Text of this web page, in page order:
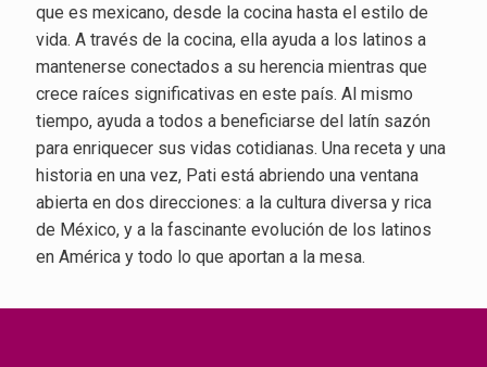
que es mexicano, desde la cocina hasta el estilo de
vida. A través de la cocina, ella ayuda a los latinos a
mantenerse conectados a su herencia mientras que
crece raíces significativas en este país. Al mismo
tiempo, ayuda a todos a beneficiarse del latín sazón
para enriquecer sus vidas cotidianas. Una receta y una
historia en una vez, Pati está abriendo una ventana
abierta en dos direcciones: a la cultura diversa y rica
de México, y a la fascinante evolución de los latinos
en América y todo lo que aportan a la mesa.